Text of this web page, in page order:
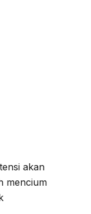
akan
mencium